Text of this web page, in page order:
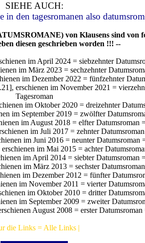
SIEHE AUCH:
in den tagesromanen also
von Klausens sind von
diesen geschrieben worden !!! --
im April 2024 = siebzehnter
im März 2023 = sechzehnter
im Dezember 2022 = fünfzehnter
erschienen im November 2021 =
Tagesroman
im Oktober 2020 = dreizehnter
im September 2019 = zwölfter
im August 2018 = elfter Datumsroman
im Juli 2017 = zehnter Datumsroman
im Juni 2016 = neunter Datumsroman
im Mai 2015 = achter
im April 2014 = siebter Datumsroman
im März 2013 = sechster
im Dezember 2012 = fünfter
im November 2011 = vierter
im Oktober 2010 = dritter
im September 2009 = zweiter
August 2008 = erster Datumsroman
die Links = Alle Links |